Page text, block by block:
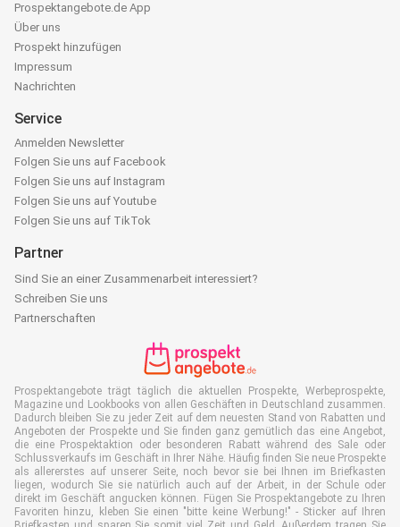
Prospektangebote.de App
Über uns
Prospekt hinzufügen
Impressum
Nachrichten
Service
Anmelden Newsletter
Folgen Sie uns auf Facebook
Folgen Sie uns auf Instagram
Folgen Sie uns auf Youtube
Folgen Sie uns auf TikTok
Partner
Sind Sie an einer Zusammenarbeit interessiert?
Schreiben Sie uns
Partnerschaften
Prospektangebote trägt täglich die aktuellen Prospekte, Werbeprospekte,
Magazine und Lookbooks von allen Geschäften in Deutschland zusammen.
Dadurch bleiben Sie zu jeder Zeit auf dem neuesten Stand von Rabatten und
Angeboten der Prospekte und Sie finden ganz gemütlich das eine Angebot,
die eine Prospektaktion oder besonderen Rabatt während des Sale oder
Schlussverkaufs im Geschäft in Ihrer Nähe. Häufig finden Sie neue Prospekte
als allererstes auf unserer Seite, noch bevor sie bei Ihnen im Briefkasten
liegen, wodurch Sie sie natürlich auch auf der Arbeit, in der Schule oder
direkt im Geschäft angucken können. Fügen Sie Prospektangebote zu Ihren
Favoriten hinzu, kleben Sie einen "bitte keine Werbung!" - Sticker auf Ihren